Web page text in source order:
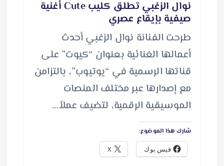
نوال الزغبي تطلق كليب Cute أغنية
صيفية بإيقاع عصري
طرحت الفنانة نوال الزغبي أحدث
أعمالها الغنائية بعنوان “كيوت” على
قناتها الرسمية في “يوتيوب”، بالتزامن
مع إصدارها عبر مختلف المنصات
الموسيقية الرقمية، لتضيف عملاً…
شارك هذا الموضوع:
فيس بوك X